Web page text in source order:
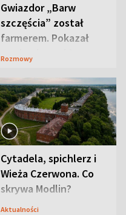
Gwiazdor „Barw
szczęścia” został
farmerem. Pokazał
swoje niezwykłe
Rozmowy
Cytadela, spichlerz i
Wieża Czerwona. Co
skrywa Modlin?
Aktualności